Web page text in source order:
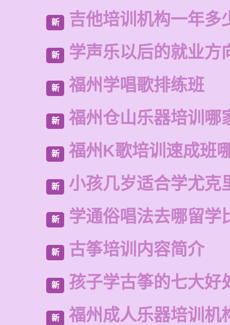
新 吉他培训机构一年多
新 学声乐以后的就业方
新 福州学唱歌排练班
新 福州仓山乐器培训哪
新 福州K歌培训速成班
新 小孩几岁适合学尤克
新 学通俗唱法去哪留学
新 古筝培训内容简介
新 孩子学古筝的七大好
新 福州成人乐器培训机